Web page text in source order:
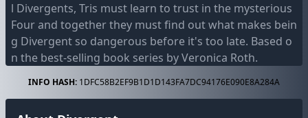
l Divergents, Tris must learn to trust in the mysterious
Four and together they must find out what makes bein
g Divergent so dangerous before it's too late. Based o
n the best-selling book series by Veronica Roth.
INFO HASH: 1DFC58B2EF9B1D1D143FA7DC94176E090E8A284A